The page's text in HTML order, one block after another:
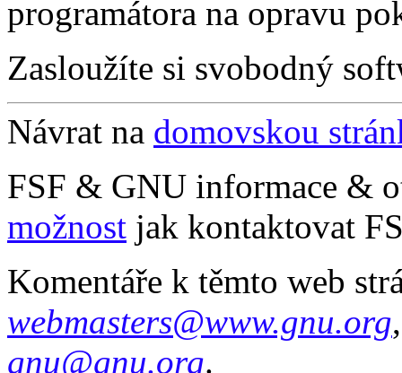
programátora na opravu
Zasloužíte si svobodný
Návrat na domovskou
FSF & GNU informace &
možnost jak kontaktovat
Komentáře k těmto web
webmasters@www.gnu.org
gnu@gnu.org.